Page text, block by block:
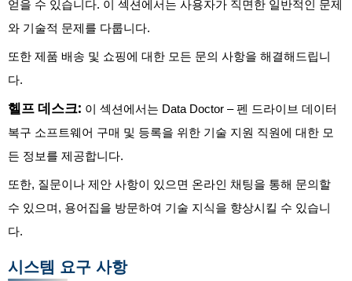
얻을 수 있습니다. 이 섹션에서는 사용자가 직면한 일반적인 문제
와 기술적 문제를 다룹니다.
또한 제품 배송 및 쇼핑에 대한 모든 문의 사항을 해결해드립니
다.
헬프 데스크: 이 섹션에서는 Data Doctor – 펜 드라이브 데이터
복구 소프트웨어 구매 및 등록을 위한 기술 지원 직원에 대한 모
든 정보를 제공합니다.
또한, 질문이나 제안 사항이 있으면 온라인 채팅을 통해 문의할
수 있으며, 용어집을 방문하여 기술 지식을 향상시킬 수 있습니
다.
시스템 요구 사항